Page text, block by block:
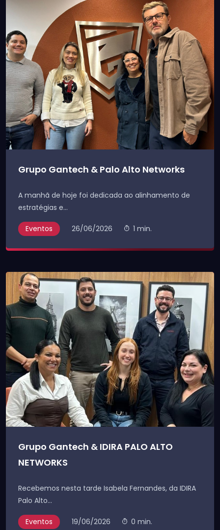
Grupo Gantech & Palo Alto Networks
A manhã de hoje foi dedicada ao alinhamento de
estratégias e...
Eventos 26/06/2026 1 min.
Grupo Gantech & IDIRA PALO ALTO
NETWORKS
Recebemos nesta tarde Isabela Fernandes, da IDIRA
Palo Alto...
Eventos 19/06/2026 0 min.